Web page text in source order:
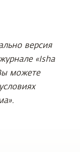
версия
«Isha
можете